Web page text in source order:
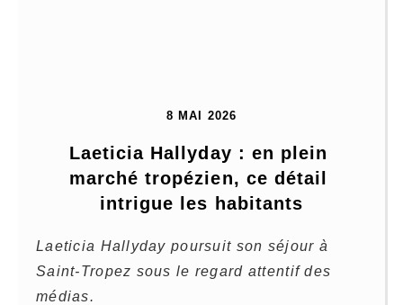
8 MAI 2026
Laeticia Hallyday : en plein
marché tropézien, ce détail
intrigue les habitants
Laeticia Hallyday poursuit son séjour à
Saint-Tropez sous le regard attentif des
médias.